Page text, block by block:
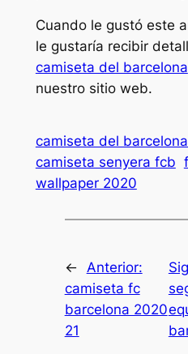
Cuando le gustó este
le gustaría recibir
camiseta del barcelona
nuestro sitio web.
camiseta del
camiseta senyera fcb
wallpaper 2020
← Anterior:
camiseta fc
barcelona 2020
21